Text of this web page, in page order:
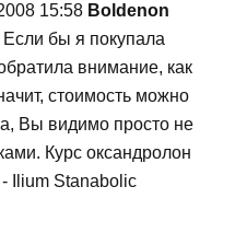
15:58 Boldenon
бы я покупала
внимание, как
стоимость можно
Вы видимо просто не
Курс оксандролон
Ilium Stanabolic